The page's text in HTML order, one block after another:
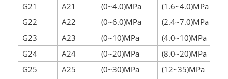
G21
A21 (0~4.0)MPa
(1.6~4.0)MPa
G22
A22 (0~6.0)MPa
(2.4~7.0)MPa
G23
A23 (0~10)MPa
(4.0~10)MPa
G24
A24 (0~20)MPa
(8.0~20)MPa
G25
A25 (0~30)MPa
(12~35)MPa